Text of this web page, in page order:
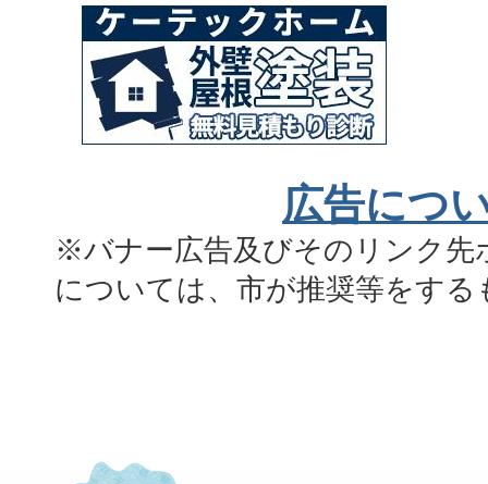
広告につ
※バナー広告及びそのリンク先
については、市が推奨等をす